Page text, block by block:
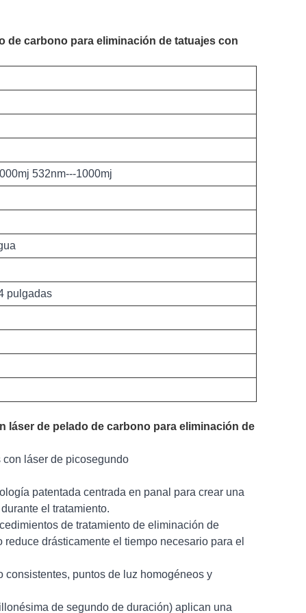
de carbono para eliminación de tatuajes con
532nm---1000mj
pulgadas
láser de pelado de carbono para eliminación de
láser de picosegundo
patentada centrada en panal para crear una
el tratamiento.
de tratamiento de eliminación de
drásticamente el tiempo necesario para el
consistentes, puntos de luz homogéneos y
de segundo de duración) aplican una